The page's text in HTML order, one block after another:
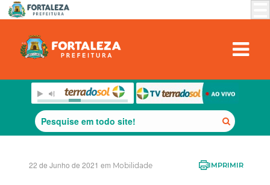
22 de Junho de 2021 em Mobilidade IMPRIMIR